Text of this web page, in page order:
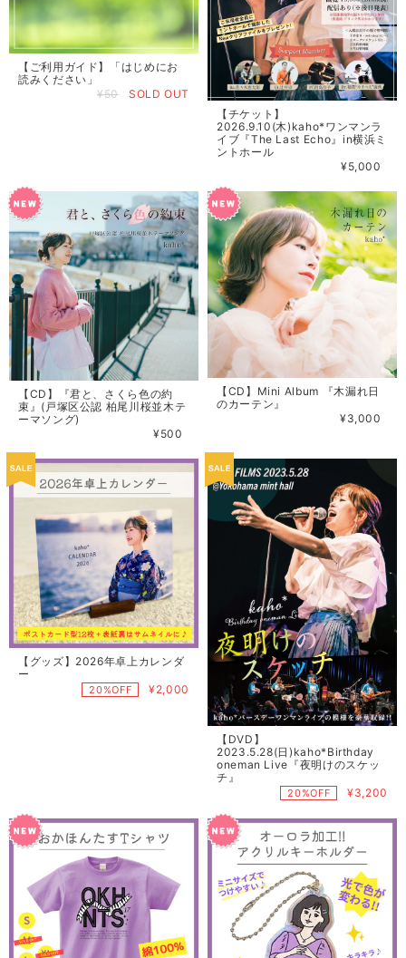
【ご利用ガイド】「はじめにお
読みください」
¥50
SOLD OUT
【チケット】
2026.9.10(木)kaho*ワンマンラ
イブ『The Last Echo』in横浜ミ
ントホール
¥5,000
【CD】『君と、さくら色の約
束』(戸塚区公認 柏尾川桜並木テ
ーマソング)
¥500
【CD】Mini Album 『木漏れ日
のカーテン』
¥3,000
【グッズ】2026年卓上カレンダ
ー
20%OFF ¥2,000
【DVD】
2023.5.28(日)kaho*Birthday
oneman Live『夜明けのスケッ
チ』
20%OFF ¥3,200